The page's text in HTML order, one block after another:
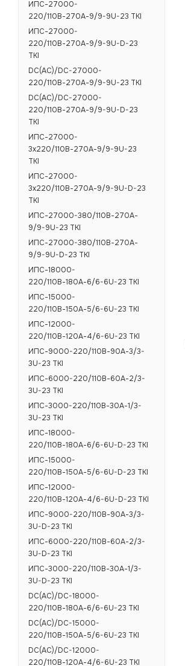
ИПС-27000-
220/110В-270А-9/9-9U-23 TKI
ИПС-27000-
220/110В-270А-9/9-9U-D-23
TKI
DC(AC)/DC-27000-
220/110В-270А-9/9-9U-23 TKI
DC(AC)/DC-27000-
220/110В-270А-9/9-9U-D-23
TKI
ИПС-27000-
3х220/110В-270А-9/9-9U-23
TKI
ИПС-27000-
3х220/110В-270А-9/9-9U-D-23
TKI
ИПС-27000-380/110В-270А-
9/9-9U-23 TKI
ИПС-27000-380/110В-270А-
9/9-9U-D-23 TKI
ИПС-18000-
220/110В-180А-6/6-6U-23 TKI
ИПС-15000-
220/110В-150А-5/6-6U-23 TKI
ИПС-12000-
220/110В-120А-4/6-6U-23 TKI
ИПС-9000-220/110В-90А-3/3-
3U-23 TKI
ИПС-6000-220/110В-60А-2/3-
3U-23 TKI
ИПС-3000-220/110В-30А-1/3-
3U-23 TKI
ИПС-18000-
220/110В-180А-6/6-6U-D-23 TKI
ИПС-15000-
220/110В-150А-5/6-6U-D-23 TKI
ИПС-12000-
220/110В-120А-4/6-6U-D-23 TKI
ИПС-9000-220/110В-90А-3/3-
3U-D-23 TKI
ИПС-6000-220/110В-60А-2/3-
3U-D-23 TKI
ИПС-3000-220/110В-30А-1/3-
3U-D-23 TKI
DC(AC)/DC-18000-
220/110В-180А-6/6-6U-23 TKI
DC(AC)/DC-15000-
220/110В-150А-5/6-6U-23 TKI
DC(AC)/DC-12000-
220/110В-120А-4/6-6U-23 TKI